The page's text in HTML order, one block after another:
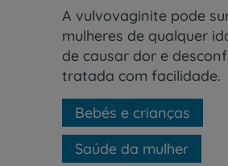
A vulvovaginite pode
mulheres de qualquer
de causar dor e
tratada com facilidade.
Bebés e crianças
Saúde da mulher